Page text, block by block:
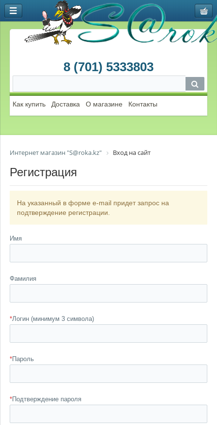
8 (701) 5333803
Как купить Доставка О магазине Контакты
Интернет магазин "S@roka.kz" Вход на сайт
Регистрация
На указанный в форме e-mail придет запрос на
подтверждение регистрации.
Имя
Фамилия
*Логин (минимум 3 символа)
*Пароль
*Подтверждение пароля